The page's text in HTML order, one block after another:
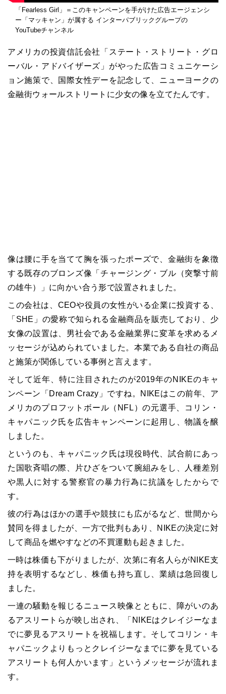
「Fearless Girl」＝このキャンペーンを手がけた広告エージェンシ
ー「マッキャン」が属する インターパブリックグループの
YouTubeチャンネル
アメリカの投資信託会社「ステート・ストリート・グロ
ーバル・アドバイザーズ」がやった広告コミュニケーシ
ョン施策で、国際女性デーを記念して、ニューヨークの
金融街ウォールストリートに少女の像を立てたんです。
像は腰に手を当てて胸を張ったポーズで、金融街を象徴
する既存のブロンズ像「チャージング・ブル（突撃寸前
の雄牛）」に向かい合う形で設置されました。
この会社は、CEOや役員の女性がいる企業に投資する、
「SHE」の愛称で知られる金融商品を販売しており、少
女像の設置は、男社会である金融業界に変革を求めるメ
ッセージが込められていました。本業である自社の商品
と施策が関係している事例と言えます。
そして近年、特に注目されたのが2019年のNIKEのキャ
ンペーン「Dream Crazy」ですね。NIKEはこの前年、ア
メリカのプロフットボール（NFL）の元選手、コリン・
キャパニック氏を広告キャンペーンに起用し、物議を醸
しました。
というのも、キャパニック氏は現役時代、試合前にあっ
た国歌斉唱の際、片ひざをついて腕組みをし、人種差別
や黒人に対する警察官の暴力行為に抗議をしたからで
す。
彼の行為はほかの選手や競技にも広がるなど、世間から
賛同を得ましたが、一方で批判もあり、NIKEの決定に対
して商品を燃やすなどの不買運動も起きました。
一時は株価も下がりましたが、次第に有名人らがNIKE支
持を表明するなどし、株価も持ち直し、業績は急回復し
ました。
一連の騒動を報じるニュース映像とともに、障がいのあ
るアスリートらが映し出され、「NIKEはクレイジーなま
でに夢見るアスリートを祝福します。そしてコリン・キ
ャパニックよりもっとクレイジーなまでに夢を見ている
アスリートも何人かいます」というメッセージが流れま
す。